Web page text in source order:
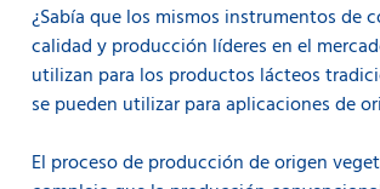
¿Sabía que los mismos instrumentos de
calidad y producción líderes en el
utilizan para los productos lácteos
se pueden utilizar para aplicaciones de
El proceso de producción de origen